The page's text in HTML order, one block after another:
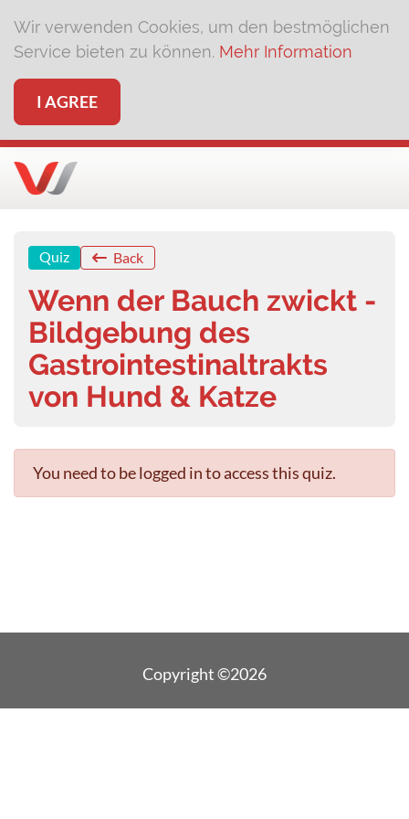
Wir verwenden Cookies, um den bestmöglichen
Service bieten zu können. Mehr Information
I AGREE
Quiz Back
Wenn der Bauch zwickt -
Bildgebung des
Gastrointestinaltrakts
von Hund & Katze
You need to be logged in to access this quiz.
Copyright ©2026